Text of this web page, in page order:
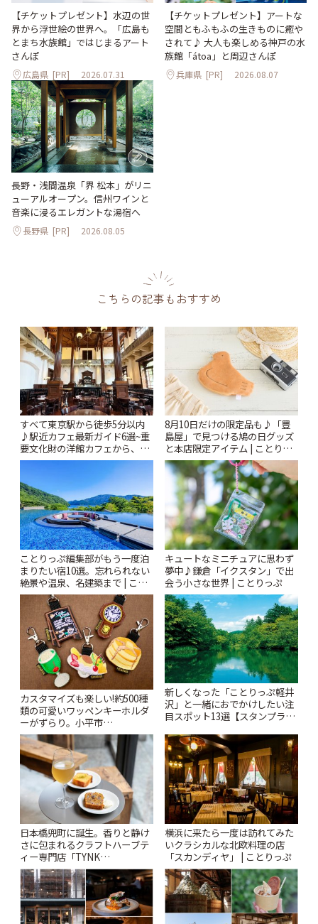
【チケットプレゼント】水辺の世
界から浮世絵の世界へ。「広島も
とまち水族館」ではじまるアート
さんぽ
広島県 [PR] 2026.07.31
【チケットプレゼント】アートな
空間ともふもふの生きものに癒や
されて♪ 大人も楽しめる神戸の水
族館「átoa」と周辺さんぽ
兵庫県 [PR] 2026.08.07
長野・浅間温泉「界 松本」がリニ
ューアルオープン。信州ワインと
音楽に浸るエレガントな湯宿へ
長野県 [PR] 2026.08.05
こちらの記事もおすすめ
すべて東京駅から徒歩5分以内
♪駅近カフェ最新ガイド6選~重
要文化財の洋館カフェから、改
札すぐのレトロ喫茶まで~ | こと
8月10日だけの限定品も♪「豊
島屋」で見つける鳩の日グッズ
と本店限定アイテム | ことりっ
ぷ
ことりっぷ編集部がもう一度泊
まりたい宿10選。忘れられない
絶景や温泉、名建築まで | こと
りっぷ
キュートなミニチュアに思わず
夢中♪鎌倉「イクスタン」で出
会う小さな世界 | ことりっぷ
カスタマイズも楽しい!約500種
類の可愛いワッペンキーホルダ
ーがずらり。小平市
「Kimamaya T&K」 | ことりっ
ぷ
新しくなった「ことりっぷ軽井
沢」と一緒におでかけしたい注
目スポット13選【スタンプラリ
日本橋兜町に誕生。香りと静け
さに包まれるクラフトハーブテ
ィー専門店「TYNK
Kabutocho」 | ことりっぷ
横浜に来たら一度は訪れてみた
いクラシカルな北欧料理の店
「スカンディヤ」 | ことりっぷ